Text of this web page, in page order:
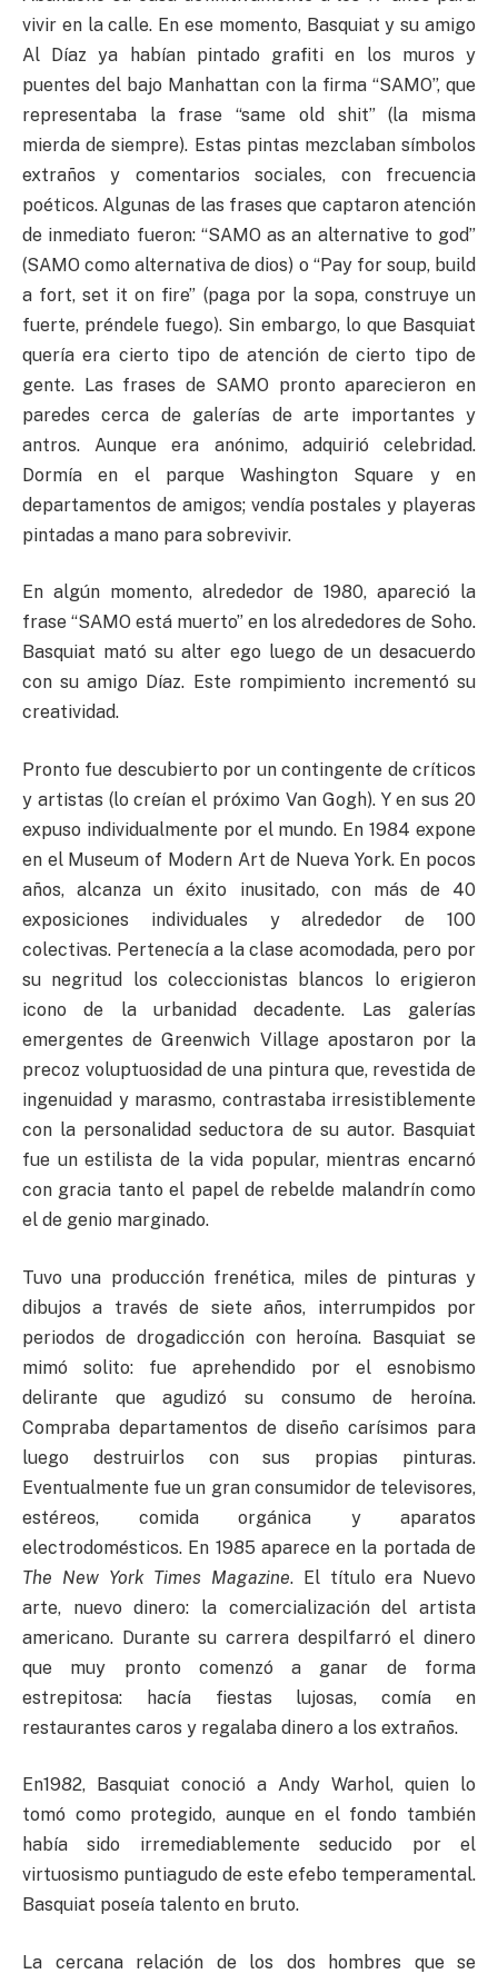
vivir en la calle. En ese momento, Basquiat y su amigo
Al Díaz ya habían pintado grafiti en los muros y
puentes del bajo Manhattan con la firma “SAMO”, que
representaba la frase “same old shit” (la misma
mierda de siempre). Estas pintas mezclaban símbolos
extraños y comentarios sociales, con frecuencia
poéticos. Algunas de las frases que captaron atención
de inmediato fueron: “SAMO as an alternative to god”
(SAMO como alternativa de dios) o “Pay for soup, build
a fort, set it on fire” (paga por la sopa, construye un
fuerte, préndele fuego). Sin embargo, lo que Basquiat
quería era cierto tipo de atención de cierto tipo de
gente. Las frases de SAMO pronto aparecieron en
paredes cerca de galerías de arte importantes y
antros. Aunque era anónimo, adquirió celebridad.
Dormía en el parque Washington Square y en
departamentos de amigos; vendía postales y playeras
pintadas a mano para sobrevivir.
En algún momento, alrededor de 1980, apareció la
frase “SAMO está muerto” en los alrededores de Soho.
Basquiat mató su alter ego luego de un desacuerdo
con su amigo Díaz. Este rompimiento incrementó su
creatividad.
Pronto fue descubierto por un contingente de críticos
y artistas (lo creían el próximo Van Gogh). Y en sus 20
expuso individualmente por el mundo. En 1984 expone
en el Museum of Modern Art de Nueva York. En pocos
años, alcanza un éxito inusitado, con más de 40
exposiciones individuales y alrededor de 100
colectivas. Pertenecía a la clase acomodada, pero por
su negritud los coleccionistas blancos lo erigieron
icono de la urbanidad decadente. Las galerías
emergentes de Greenwich Village apostaron por la
precoz voluptuosidad de una pintura que, revestida de
ingenuidad y marasmo, contrastaba irresistiblemente
con la personalidad seductora de su autor. Basquiat
fue un estilista de la vida popular, mientras encarnó
con gracia tanto el papel de rebelde malandrín como
el de genio marginado.
Tuvo una producción frenética, miles de pinturas y
dibujos a través de siete años, interrumpidos por
periodos de drogadicción con heroína. Basquiat se
mimó solito: fue aprehendido por el esnobismo
delirante que agudizó su consumo de heroína.
Compraba departamentos de diseño carísimos para
luego destruirlos con sus propias pinturas.
Eventualmente fue un gran consumidor de televisores,
estéreos, comida orgánica y aparatos
electrodomésticos. En 1985 aparece en la portada de
The New York Times Magazine. El título era Nuevo
arte, nuevo dinero: la comercialización del artista
americano. Durante su carrera despilfarró el dinero
que muy pronto comenzó a ganar de forma
estrepitosa: hacía fiestas lujosas, comía en
restaurantes caros y regalaba dinero a los extraños.
En1982, Basquiat conoció a Andy Warhol, quien lo
tomó como protegido, aunque en el fondo también
había sido irremediablemente seducido por el
virtuosismo puntiagudo de este efebo temperamental.
Basquiat poseía talento en bruto.
La cercana relación de los dos hombres que se